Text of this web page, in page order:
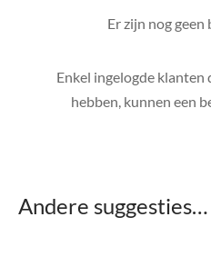
Er zijn nog geen
Enkel ingelogde
hebben, kunnen een
Andere suggesties…